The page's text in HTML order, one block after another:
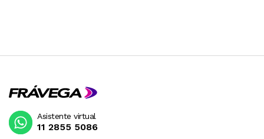
Asistente virtual
11 2855 5086